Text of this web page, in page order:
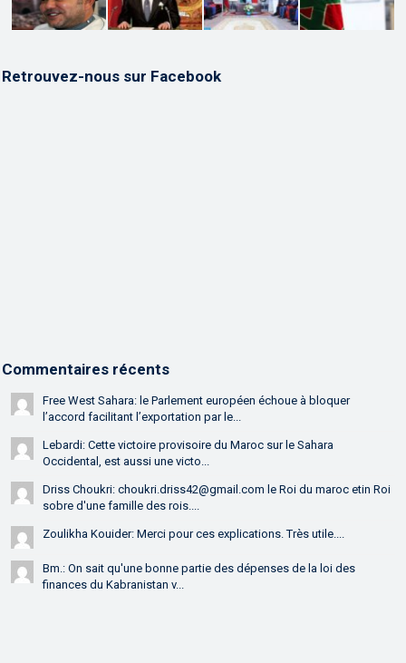
Retrouvez-nous sur Facebook
Commentaires récents
Free West Sahara: le Parlement européen échoue à bloquer
l’accord facilitant l’exportation par le...
Lebardi: Cette victoire provisoire du Maroc sur le Sahara
Occidental, est aussi une victo...
Driss Choukri: choukri.driss42@gmail.com le Roi du maroc etin Roi
sobre d'une famille des rois....
Zoulikha Kouider: Merci pour ces explications. Très utile....
Bm.: On sait qu'une bonne partie des dépenses de la loi des
finances du Kabranistan v...